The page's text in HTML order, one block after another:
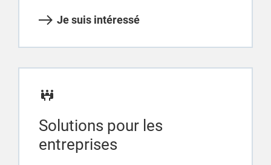
Je suis intéressé
Solutions pour les
entreprises